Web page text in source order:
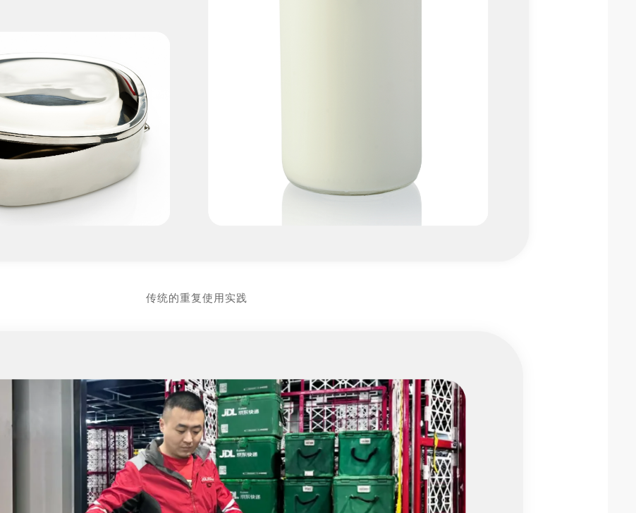
传统的重复使用实践